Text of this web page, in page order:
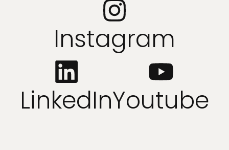
Instagram
LinkedInYoutube